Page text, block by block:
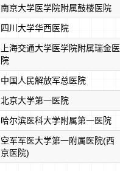
南京大学医学院附属鼓楼医院
四川大学华西医院
上海交通大学医学院附属瑞金医
院
中国人民解放军总医院
北京大学第一医院
哈尔滨医科大学附属第一医院
空军军医大学第一附属医院(西
京医院)